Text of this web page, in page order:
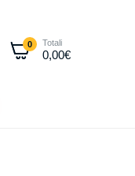
0 Totali
0,00€